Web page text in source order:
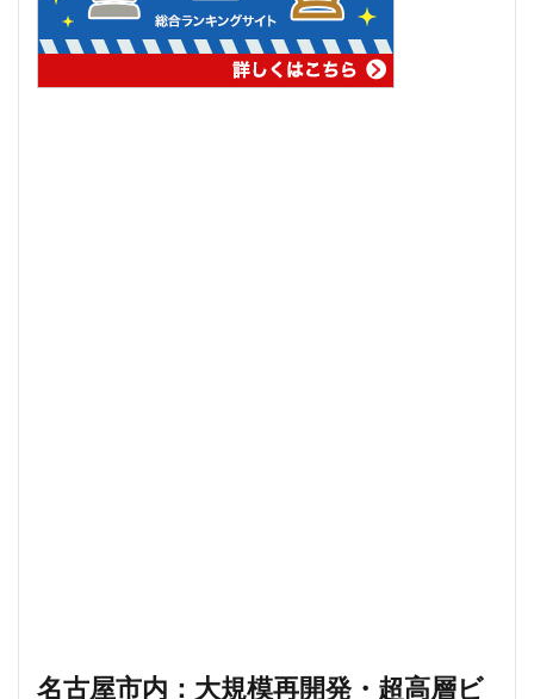
名古屋市内：大規模再開発・超高層ビ